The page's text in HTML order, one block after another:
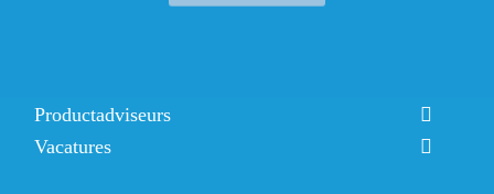
Productadviseurs
Vacatures